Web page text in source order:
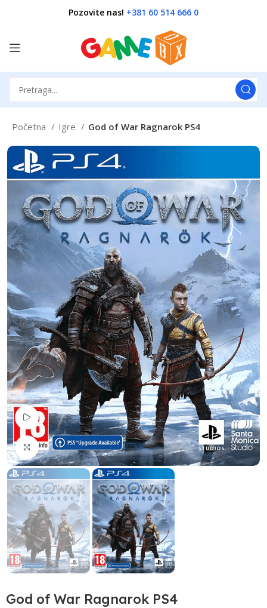
Pozovite nas! +381 60 514 666 0
Početna Igre God of War Ragnarok PS4
Pogledaj Video
Uvećaj sliku
God of War Ragnarok PS4